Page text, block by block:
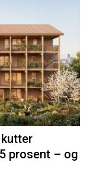
prosent – og